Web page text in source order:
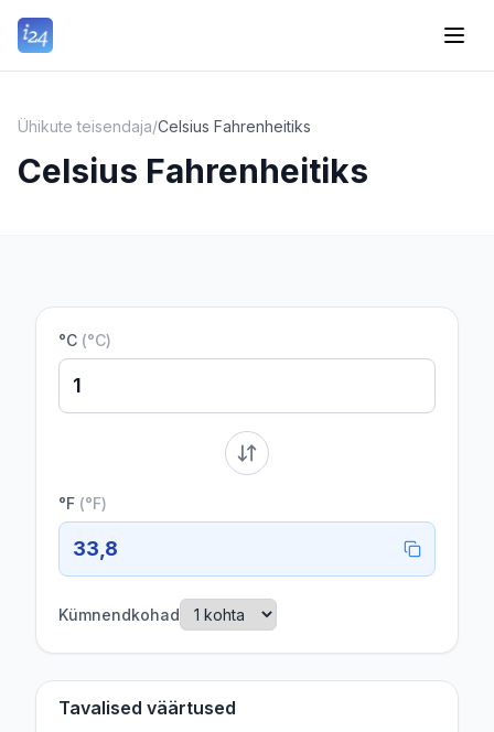
Ühikute teisendaja/Celsius Fahrenheitiks
Celsius Fahrenheitiks
°C (°C)
°F (°F)
33,8
Kümnendkohad
Tavalised väärtused